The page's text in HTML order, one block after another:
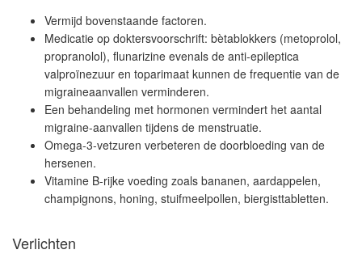
Vermijd bovenstaande factoren.
Medicatie op doktersvoorschrift: bètablokkers (metoprolol,
propranolol), flunarizine evenals de anti-epileptica
valproïnezuur en toparimaat kunnen de frequentie van de
migraineaanvallen verminderen.
Een behandeling met hormonen vermindert het aantal
migraine-aanvallen tijdens de menstruatie.
Omega-3-vetzuren verbeteren de doorbloeding van de
hersenen.
Vitamine B-rijke voeding zoals bananen, aardappelen,
champignons, honing, stuifmeelpollen, biergisttabletten.
Verlichten